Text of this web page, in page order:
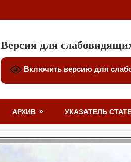
Версия для
Включить версию для
АРХИВ УКАЗАТЕЛЬ